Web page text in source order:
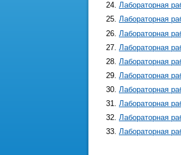
Лабораторная
Лабораторная
Лабораторная
Лабораторная
Лабораторная
Лабораторная
Лабораторная
Лабораторная
Лабораторная
Лабораторная